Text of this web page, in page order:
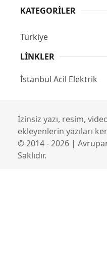
KATEGORILER
Türkiye
LINKLER
İstanbul Acil Elektrik
İzinsiz yazı, resim,
ekleyenlerin yazıları
© 2014 - 2026 |
Saklıdır.